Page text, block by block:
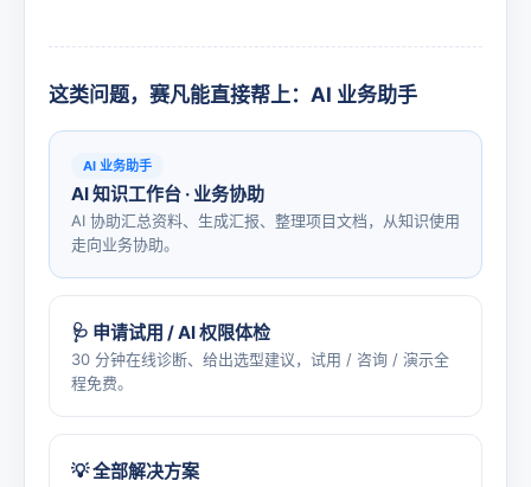
这类问题，赛凡能直接帮上：AI 业务助手
AI 业务助手
AI 知识工作台 · 业务协助
AI 协助汇总资料、生成汇报、整理项目文档，从知识使用
走向业务协助。
🩺 申请试用 / AI 权限体检
30 分钟在线诊断、给出选型建议，试用 / 咨询 / 演示全
程免费。
💡 全部解决方案